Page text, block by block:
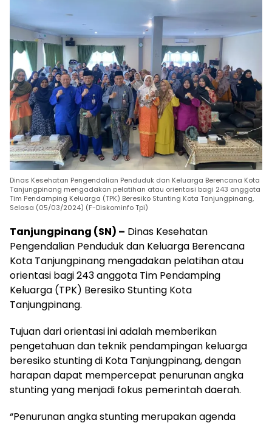
Dinas Kesehatan Pengendalian Penduduk dan Keluarga Berencana Kota
Tanjungpinang mengadakan pelatihan atau orientasi bagi 243 anggota
Tim Pendamping Keluarga (TPK) Beresiko Stunting Kota Tanjungpinang,
Selasa (05/03/2024) (F-Diskominfo Tpi)
Tanjungpinang (SN) – Dinas Kesehatan
Pengendalian Penduduk dan Keluarga Berencana
Kota Tanjungpinang mengadakan pelatihan atau
orientasi bagi 243 anggota Tim Pendamping
Keluarga (TPK) Beresiko Stunting Kota
Tanjungpinang.
Tujuan dari orientasi ini adalah memberikan
pengetahuan dan teknik pendampingan keluarga
beresiko stunting di Kota Tanjungpinang, dengan
harapan dapat mempercepat penurunan angka
stunting yang menjadi fokus pemerintah daerah.
“Penurunan angka stunting merupakan agenda